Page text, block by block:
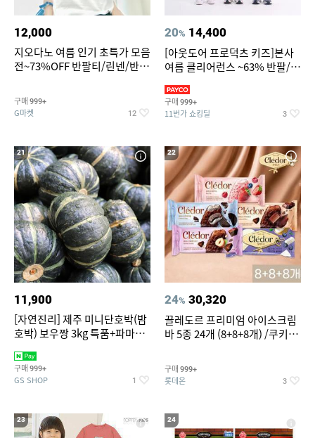
12,000
지오다노 여름 인기 초특가 모음
전~73%OFF 반팔티/린넨/반바
구매 999+
G마켓 12
20% 14,400
[아웃도어 프로덕츠 키즈]본사
여름 클리어런스 ~63% 반팔/반
구매 999+
11번가 쇼킹딜 3
21
11,900
[자연진리] 제주 미니단호박(밤
호박) 보우짱 3kg 특품+파마산
구매 999+
GS SHOP 1
22
24% 30,320
끌레도르 프리미엄 아이스크림
바 5종 24개 (8+8+8개) /쿠키앤
구매 999+
롯데온 3
23 24